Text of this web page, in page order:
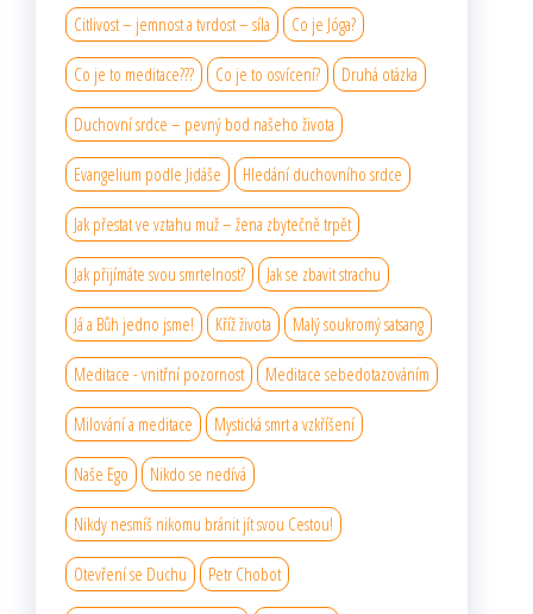
Citlivost – jemnost a tvrdost – síla Co je Jóga?
Co je to meditace??? Co je to osvícení? Druhá otázka
Duchovní srdce – pevný bod našeho života
Evangelium podle Jidáše Hledání duchovního srdce
Jak přestat ve vztahu muž – žena zbytečně trpět
Jak přijímáte svou smrtelnost? Jak se zbavit strachu
Já a Bůh jedno jsme! Kříž života Malý soukromý satsang
Meditace - vnitřní pozornost Meditace sebedotazováním
Milování a meditace Mystická smrt a vzkříšení
Naše Ego Nikdo se nedívá
Nikdy nesmíš nikomu bránit jít svou Cestou!
Otevření se Duchu Petr Chobot